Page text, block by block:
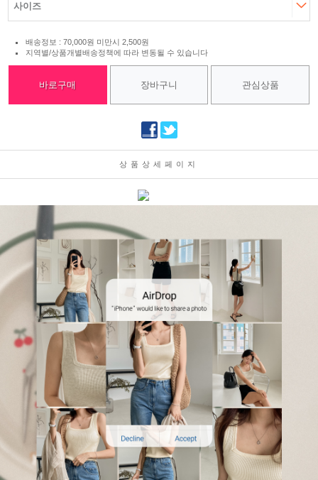
배송정보 : 70,000원 미만시 2,500원
지역별/상품개별배송정책에 따라 변동될 수 있습니다
바로구매 장바구니 관심상품
상품상세페이지